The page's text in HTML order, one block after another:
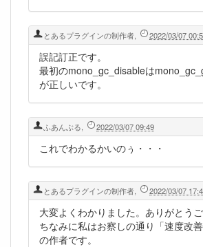
とあるプラグインの制作者 2022/03/07
誤記訂正です。
最初のmono_gc_disableは
が正しいです。
ふあんぶる 2022/03/07 09:49
これでわかるかいのぅ・・・
とあるプラグインの制作者 2022/03/07
大変よくわかりました。ありがとうご
ちなみに私はお察しの通り「速度改善
の作者です。